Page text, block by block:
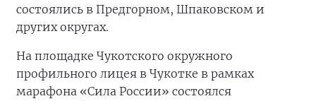
состоялись в Предгорном, Шпаковском и
других округах.
На площадке Чукотского окружного
профильного лицея в Чукотке в рамках
марафона «Сила России» состоялся